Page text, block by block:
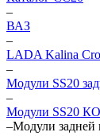
–
ВАЗ
–
LADA Kalina
–
Модули SS20
–
Модули SS20
–Модули